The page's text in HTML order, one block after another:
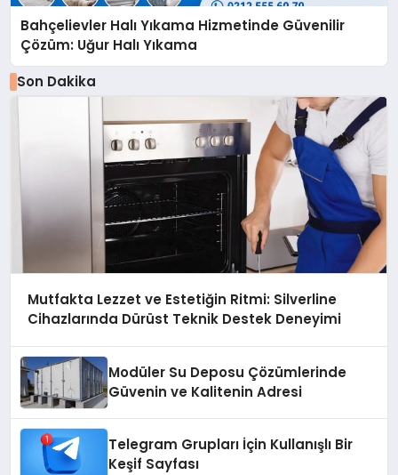
Bahçelievler Halı Yıkama Hizmetinde Güvenilir
Çözüm: Uğur Halı Yıkama
Son Dakika
Mutfakta Lezzet ve Estetiğin Ritmi: Silverline
Cihazlarında Dürüst Teknik Destek Deneyimi
Modüler Su Deposu Çözümlerinde
Güvenin ve Kalitenin Adresi
Telegram Grupları İçin Kullanışlı Bir
Keşif Sayfası